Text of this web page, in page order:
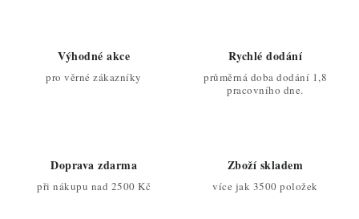
Výhodné akce
pro věrné zákazníky
Rychlé dodání
průměrná doba dodání 1,8
pracovního dne.
Doprava zdarma
při nákupu nad 2500 Kč
Zboží skladem
více jak 3500 položek